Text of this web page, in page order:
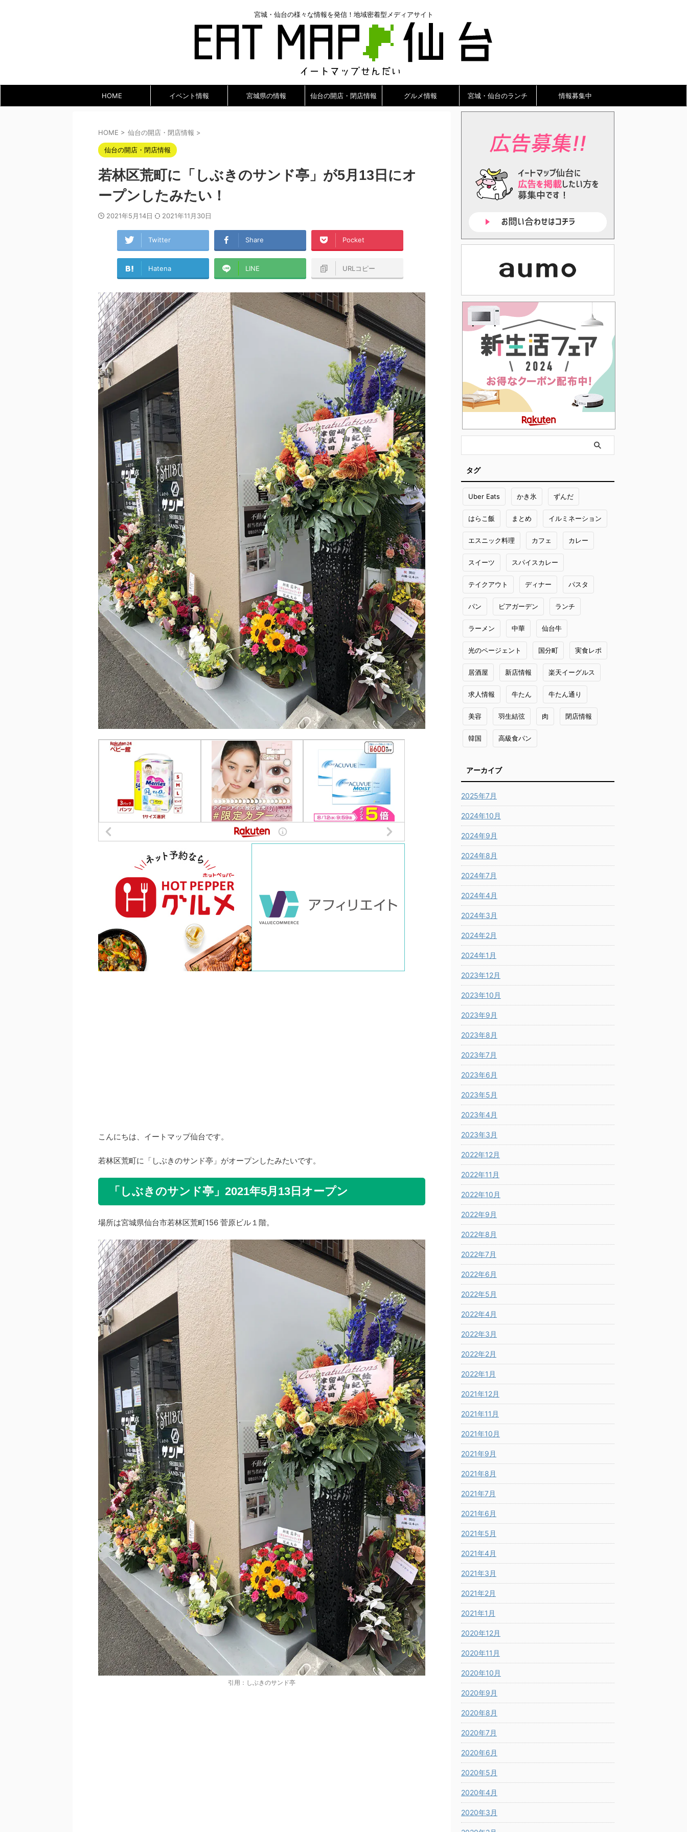
宮城・仙台の様々な情報を発信！地域密着型メディアサイト
HOME イベント情報 宮城県の情報 仙台の開店・閉店情報 グルメ情報 宮城・仙台のランチ 情報募集中
HOME > 仙台の開店・閉店情報 >
仙台の開店・閉店情報
若林区荒町に「しぶきのサンド亭」が5月13日にオ
ープンしたみたい！
2021年5月14日 2021年11月30日
Twitter Share Pocket
Hatena LINE URLコピー
こんにちは、イートマップ仙台です。
若林区荒町に「しぶきのサンド亭」がオープンしたみたいです。
「しぶきのサンド亭」2021年5月13日オープン
場所は宮城県仙台市若林区荒町156 菅原ビル１階。
引用：しぶきのサンド亭
タグ
Uber Eats かき氷 ずんだ
はらこ飯 まとめ イルミネーション
エスニック料理 カフェ カレー
スイーツ スパイスカレー
テイクアウト ディナー パスタ
パン ビアガーデン ランチ
ラーメン 中華 仙台牛
光のページェント 国分町 実食レポ
居酒屋 新店情報 楽天イーグルス
求人情報 牛たん 牛たん通り
美容 羽生結弦 肉 閉店情報
韓国 高級食パン
アーカイブ
2025年7月
2024年10月
2024年9月
2024年8月
2024年7月
2024年4月
2024年3月
2024年2月
2024年1月
2023年12月
2023年10月
2023年9月
2023年8月
2023年7月
2023年6月
2023年5月
2023年4月
2023年3月
2022年12月
2022年11月
2022年10月
2022年9月
2022年8月
2022年7月
2022年6月
2022年5月
2022年4月
2022年3月
2022年2月
2022年1月
2021年12月
2021年11月
2021年10月
2021年9月
2021年8月
2021年7月
2021年6月
2021年5月
2021年4月
2021年3月
2021年2月
2021年1月
2020年12月
2020年11月
2020年10月
2020年9月
2020年8月
2020年7月
2020年6月
2020年5月
2020年4月
2020年3月